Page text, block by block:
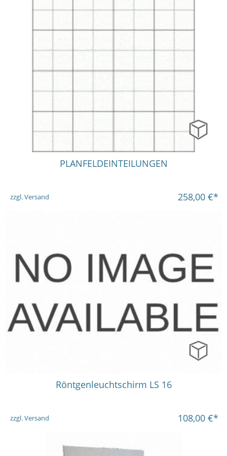
in vielen Varianten
PLANFELDEINTEILUNGEN
zzgl. Versand 258,00 €*
in vielen Varianten
Röntgenleuchtschirm LS 16
zzgl. Versand 108,00 €*